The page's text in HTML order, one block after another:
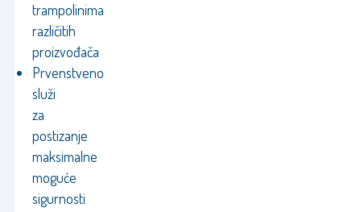
trampolinima
različitih
proizvođača
Prvenstveno
služi
za
postizanje
maksimalne
moguće
sigurnosti